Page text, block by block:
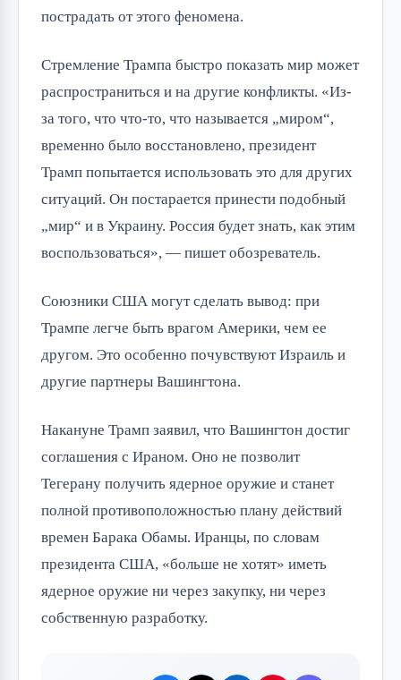
пострадать от этого феномена.
Стремление Трампа быстро показать мир может
распространиться и на другие конфликты. «Из-
за того, что что-то, что называется „миром“,
временно было восстановлено, президент
Трамп попытается использовать это для других
ситуаций. Он постарается принести подобный
„мир“ и в Украину. Россия будет знать, как этим
воспользоваться», — пишет обозреватель.
Союзники США могут сделать вывод: при
Трампе легче быть врагом Америки, чем ее
другом. Это особенно почувствуют Израиль и
другие партнеры Вашингтона.
Накануне Трамп заявил, что Вашингтон достиг
соглашения с Ираном. Оно не позволит
Тегерану получить ядерное оружие и станет
полной противоположностью плану действий
времен Барака Обамы. Иранцы, по словам
президента США, «больше не хотят» иметь
ядерное оружие ни через закупку, ни через
собственную разработку.